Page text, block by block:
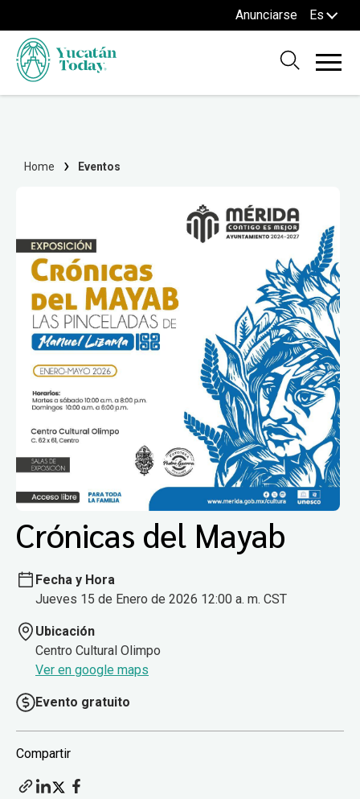
Anunciarse Es
Home Eventos
Crónicas del Mayab
Fecha y Hora
Jueves 15 de Enero de 2026 12:00 a. m. CST
Ubicación
Centro Cultural Olimpo
Ver en google maps
Evento gratuito
Compartir